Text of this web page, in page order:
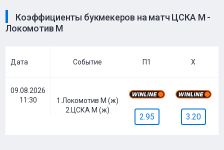
Коэффициенты букмекеров на матч ЦСКА М -
Локомотив М
Дата Событие П1 Х
09.08.2026
11:30
1.Локомотив М (ж)
2.ЦСКА М (ж)
2.95 3.20